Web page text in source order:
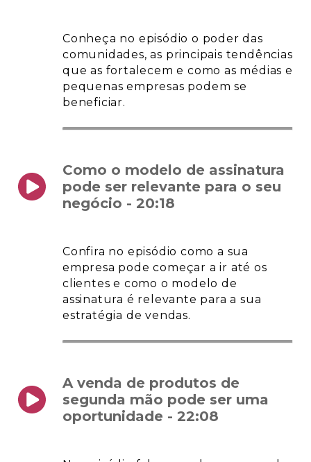
Conheça no episódio o poder das
comunidades, as principais tendências
que as fortalecem e como as médias e
pequenas empresas podem se
beneficiar.
Como o modelo de assinatura
pode ser relevante para o seu
negócio - 20:18
Confira no episódio como a sua
empresa pode começar a ir até os
clientes e como o modelo de
assinatura é relevante para a sua
estratégia de vendas.
A venda de produtos de
segunda mão pode ser uma
oportunidade - 22:08